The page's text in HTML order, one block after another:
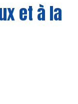
et à la